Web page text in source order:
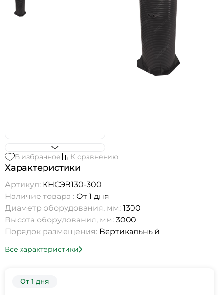
В избранное К сравнению
Характеристики
Артикул: КНСЭВ130-300
Наличие товара : От 1 дня
Диаметр оборудования, мм: 1300
Высота оборудования, мм: 3000
Порядок размещения: Вертикальный
Все характеристики
От 1 дня